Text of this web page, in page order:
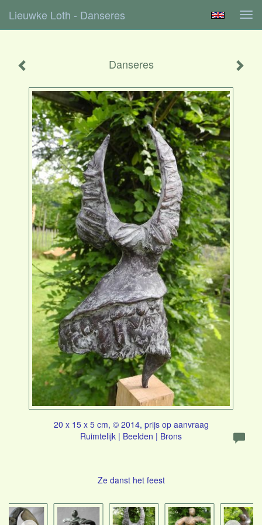
Lieuwke Loth - Danseres
Danseres
20 x 15 x 5 cm, © 2014, prijs op aanvraag
Ruimtelijk | Beelden | Brons
Ze danst het feest